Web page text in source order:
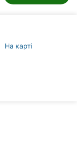
На карті